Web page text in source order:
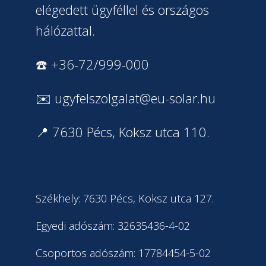
elégedett ügyféllel és országos
hálózattal.
☎️ +36-72/999-000
✉️ ugyfelszolgalat@eu-solar.hu
📍 7630 Pécs, Koksz utca 110.
Székhely: 7630 Pécs, Koksz utca 127.
Egyedi adószám: 32635436-4-02
Csoportos adószám: 17784454-5-02